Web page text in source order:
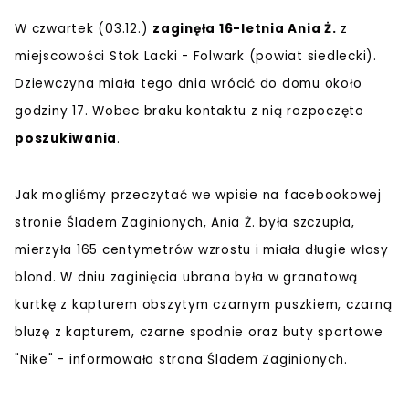
W czwartek (03.12.) zaginęła 16-letnia Ania Ż. z
miejscowości Stok Lacki - Folwark (powiat siedlecki).
Dziewczyna miała tego dnia wrócić do domu około
godziny 17. Wobec braku kontaktu z nią rozpoczęto
poszukiwania.
Jak mogliśmy przeczytać we wpisie na facebookowej
stronie Śladem Zaginionych, Ania Ż. była szczupła,
mierzyła 165 centymetrów wzrostu i miała długie włosy
blond. W dniu zaginięcia ubrana była w granatową
kurtkę z kapturem obszytym czarnym puszkiem, czarną
bluzę z kapturem, czarne spodnie oraz buty sportowe
"Nike" - informowała strona Śladem Zaginionych.